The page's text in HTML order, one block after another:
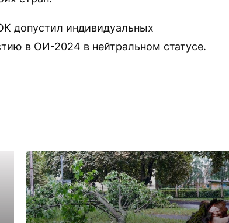
допустил индивидуальных
в ОИ-2024 в нейтральном статусе.